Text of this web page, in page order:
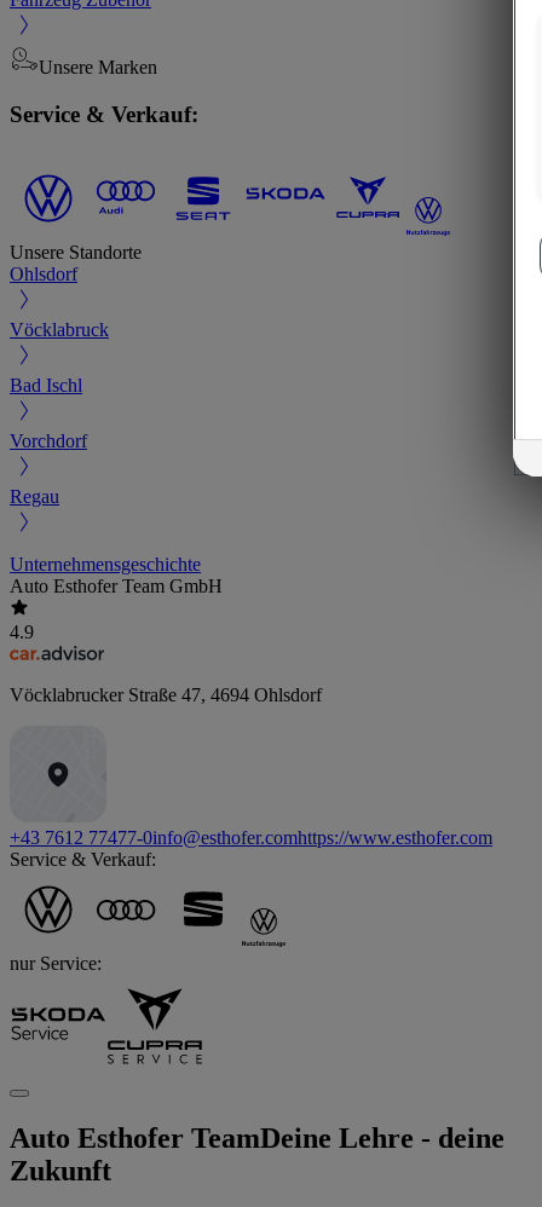
Unsere Marken
Service & Verkauf:
Unsere Standorte
Ohlsdorf
Vöcklabruck
Bad Ischl
Vorchdorf
Regau
Unternehmensgeschichte
Auto Esthofer Team GmbH
4.9
Vöcklabrucker Straße 47, 4694 Ohlsdorf
+43 7612 77477-0info@esthofer.comhttps://www.esthofer.com
Service & Verkauf:
nur Service:
Auto Esthofer TeamDeine Lehre - deine
Zukunft